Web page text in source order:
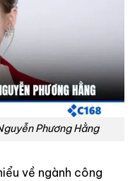
Phương Hằng
về ngành công